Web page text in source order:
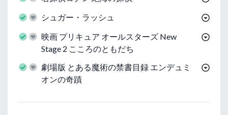
シュガー・ラッシュ
映画 プリキュア オールスターズ New
Stage 2 こころのともだち
劇場版 とある魔術の禁書目録 エンデュミ
オンの奇蹟